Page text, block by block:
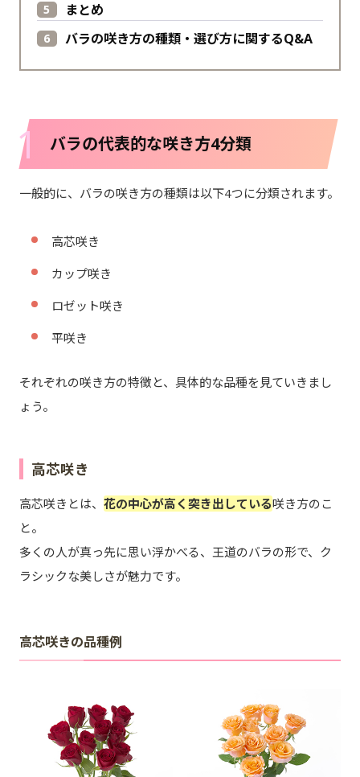
まとめ
バラの咲き方の種類・選び方に関するQ&A
1 バラの代表的な咲き方4分類
一般的に、バラの咲き方の種類は以下4つに分類されます。
高芯咲き
カップ咲き
ロゼット咲き
平咲き
それぞれの咲き方の特徴と、具体的な品種を見ていきまし
ょう。
高芯咲き
高芯咲きとは、 花の中心が高く突き出している咲き方のこ
と。
多くの人が真っ先に思い浮かべる、王道のバラの形で、ク
ラシックな美しさが魅力です。
高芯咲きの品種例